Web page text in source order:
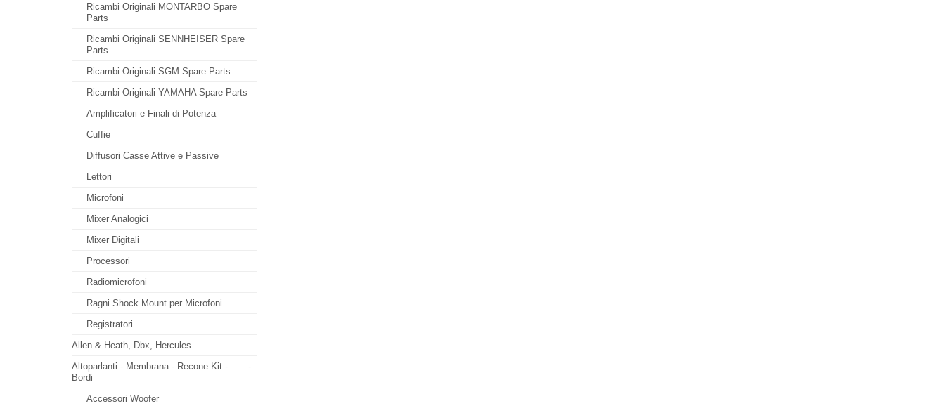
Ricambi Originali MONTARBO Spare
Parts
Ricambi Originali SENNHEISER Spare
Parts
Ricambi Originali SGM Spare Parts
Ricambi Originali YAMAHA Spare Parts
Amplificatori e Finali di Potenza
Cuffie
Diffusori Casse Attive e Passive
Lettori
Microfoni
Mixer Analogici
Mixer Digitali
Processori
Radiomicrofoni
Ragni Shock Mount per Microfoni
Registratori
Allen & Heath, Dbx, Hercules
-
Altoparlanti - Membrana - Recone Kit -
Bordi
Accessori Woofer